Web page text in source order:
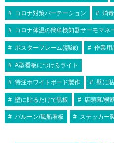
コロナ対策パーテーション 消
コロナ体温の簡単検知器サーモマネ
ポスターフレーム(額縁) 作業用
A型看板につけるライト
特注ホワイトボード製作 壁に
壁に貼るだけで黒板 店頭幕/横
バルーン/風船看板 ステッカー